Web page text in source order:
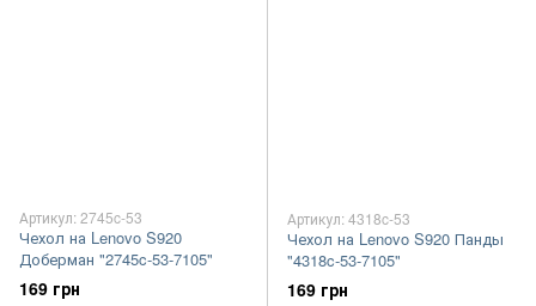
Артикул: 2745c-53
Чехол на Lenovo S920
Доберман "2745c-53-7105"
169 грн
Артикул: 4318c-53
Чехол на Lenovo S920 Панды
"4318c-53-7105"
169 грн